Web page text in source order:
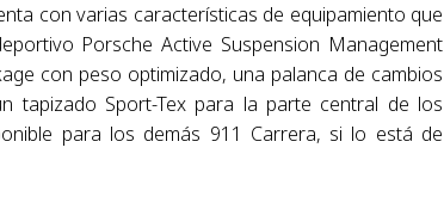
con varias características de equipamiento que
Porsche Active Suspension Management
con peso optimizado, una palanca de cambios
tapizado Sport-Tex para la parte central de los
para los demás 911 Carrera, si lo está de